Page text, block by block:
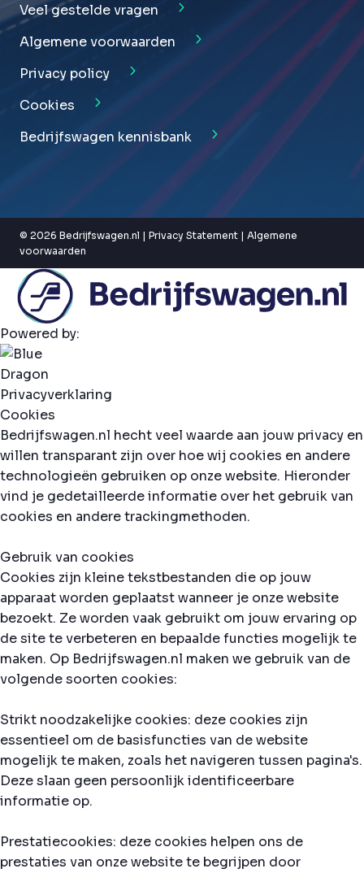
Veel gestelde vragen
Algemene voorwaarden
Privacy policy
Cookies
Bedrijfswagen kennisbank
© 2026 Bedrijfswagen.nl | Privacy Statement | Algemene
voorwaarden
Powered by:
Privacyverklaring
Cookies
Bedrijfswagen.nl hecht veel waarde aan jouw privacy en
willen transparant zijn over hoe wij cookies en andere
technologieën gebruiken op onze website. Hieronder
vind je gedetailleerde informatie over het gebruik van
cookies en andere trackingmethoden.
Gebruik van cookies
Cookies zijn kleine tekstbestanden die op jouw
apparaat worden geplaatst wanneer je onze website
bezoekt. Ze worden vaak gebruikt om jouw ervaring op
de site te verbeteren en bepaalde functies mogelijk te
maken. Op Bedrijfswagen.nl maken we gebruik van de
volgende soorten cookies:
Strikt noodzakelijke cookies: deze cookies zijn
essentieel om de basisfuncties van de website
mogelijk te maken, zoals het navigeren tussen pagina's.
Deze slaan geen persoonlijk identificeerbare
informatie op.
Prestatiecookies: deze cookies helpen ons de
prestaties van onze website te begrijpen door